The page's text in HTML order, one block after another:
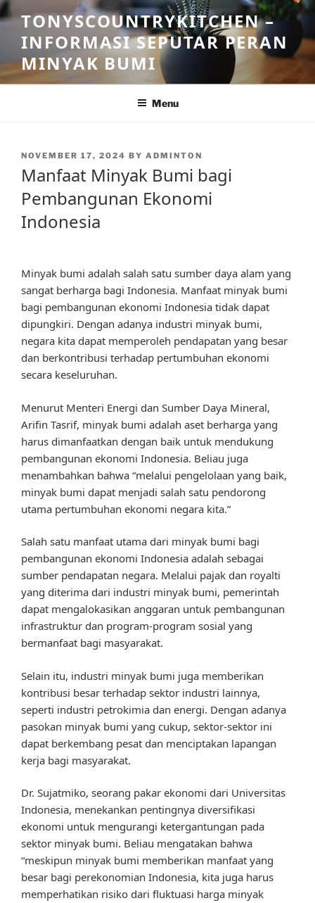
Skip
to
content
TONYSCOUNTRYKITCHEN –
INFORMASI SEPUTAR PERAN
MINYAK BUMI
Menu
POSTED
NOVEMBER 17, 2024 BY ADMINTON
Manfaat Minyak Bumi bagi
Pembangunan Ekonomi
Indonesia
Minyak bumi adalah salah satu sumber daya alam yang
sangat berharga bagi Indonesia. Manfaat minyak bumi
bagi pembangunan ekonomi Indonesia tidak dapat
dipungkiri. Dengan adanya industri minyak bumi,
negara kita dapat memperoleh pendapatan yang besar
dan berkontribusi terhadap pertumbuhan ekonomi
secara keseluruhan.
Menurut Menteri Energi dan Sumber Daya Mineral,
Arifin Tasrif, minyak bumi adalah aset berharga yang
harus dimanfaatkan dengan baik untuk mendukung
pembangunan ekonomi Indonesia. Beliau juga
menambahkan bahwa “melalui pengelolaan yang baik,
minyak bumi dapat menjadi salah satu pendorong
utama pertumbuhan ekonomi negara kita.”
Salah satu manfaat utama dari minyak bumi bagi
pembangunan ekonomi Indonesia adalah sebagai
sumber pendapatan negara. Melalui pajak dan royalti
yang diterima dari industri minyak bumi, pemerintah
dapat mengalokasikan anggaran untuk pembangunan
infrastruktur dan program-program sosial yang
bermanfaat bagi masyarakat.
Selain itu, industri minyak bumi juga memberikan
kontribusi besar terhadap sektor industri lainnya,
seperti industri petrokimia dan energi. Dengan adanya
pasokan minyak bumi yang cukup, sektor-sektor ini
dapat berkembang pesat dan menciptakan lapangan
kerja bagi masyarakat.
Dr. Sujatmiko, seorang pakar ekonomi dari Universitas
Indonesia, menekankan pentingnya diversifikasi
ekonomi untuk mengurangi ketergantungan pada
sektor minyak bumi. Beliau mengatakan bahwa
“meskipun minyak bumi memberikan manfaat yang
besar bagi perekonomian Indonesia, kita juga harus
memperhatikan risiko dari fluktuasi harga minyak